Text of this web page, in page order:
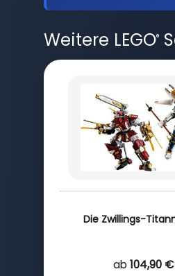
Weitere LEGO®
Die Zwillings-
ab 104,90 €